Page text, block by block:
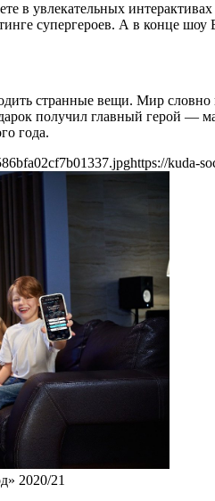
в увлекательных
супергероев. А в конце
странные вещи. Мир
получил главный герой —
года.
https://kuda-
2020/21